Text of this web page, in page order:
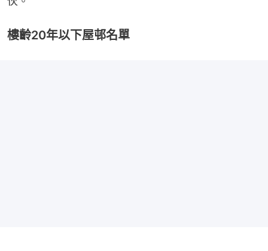
樓齡20年以下屋邨名單